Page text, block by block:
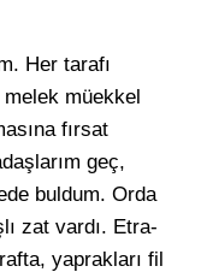
Her tarafı
müekkel
fırsat
geç,
buldum. Orda
zat vardı. Etra­
yaprakları fil